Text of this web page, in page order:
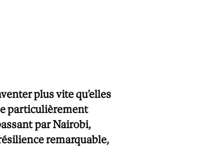
plus vite qu’elles
particulièrement
par Nairobi,
remarquable,